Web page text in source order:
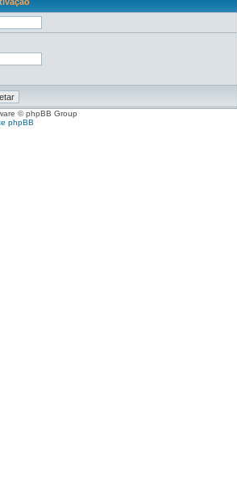
© phpBB Group
phpBB